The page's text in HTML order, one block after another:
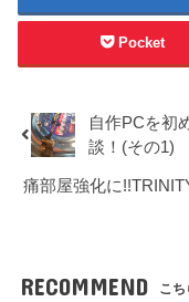
Pocket
自作PCを初
談！(その1)
痛部屋強化に
RECOMMEND こち